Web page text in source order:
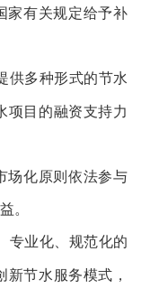
家有关规定给予补
供多种形式的节水
项目的融资支持力
场化原则依法参与
。
专业化、规范化的
节水服务模式，